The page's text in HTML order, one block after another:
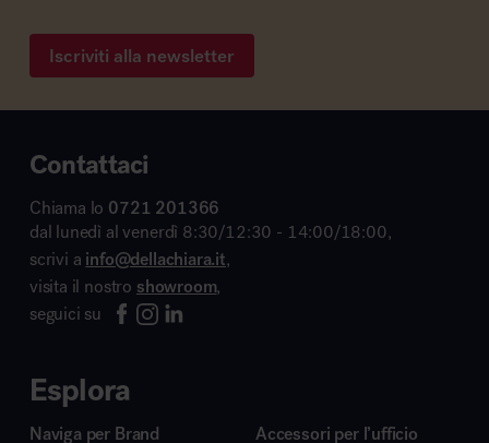
Iscriviti alla newsletter
Contattaci
Chiama lo 0721 201366
dal lunedì al venerdì 8:30/12:30 - 14:00/18:00,
scrivi a info@dellachiara.it,
visita il nostro showroom,
seguici su
Esplora
Naviga per Brand Accessori per l’ufficio